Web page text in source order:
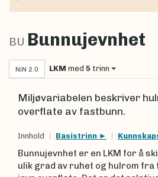
BU Bunnujevnhet
NiN 2.0 LKM med 5 trinn
Miljøvariabelen beskriver
overflate av fastbunn.
Innhold Basistrinn
Bunnujevnhet er en LKM for å
ulik grad av ruhet og hulrom fra